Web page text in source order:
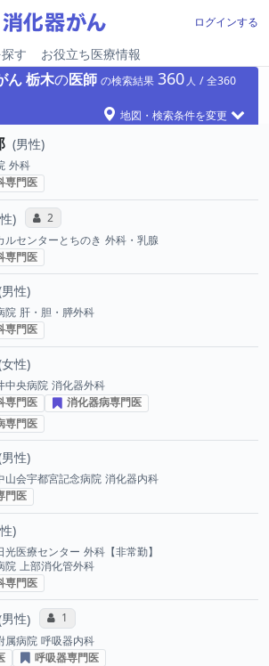
ログインする
す お役立ち医療情報
ん栃木の医師 の検索結果 360 360
地図・検索条件を変更
男性
外科
専門医
コミュニケーション・タイプ投票数
2
ルセンターとちのき 外科・乳腺
専門医
男性
院 肝・胆・膵外科
専門医
女性
中央病院 消化器外科
専門医
消化器病専門医
専門医
男性
山会宇都宮記念病院 消化器内科
門医
光医療センター 外科【非常勤】
院 上部消化管外科
専門医
男性 コミュニケーション・タイプ投票数
1
属病院 呼吸器内科
呼吸器専門医